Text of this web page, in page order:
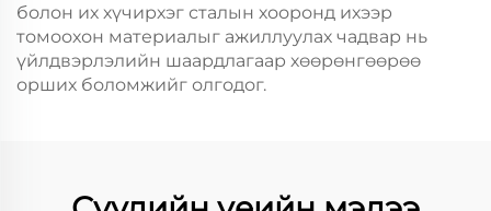
болон их хүчирхэг сталын хооронд ихээр
томоохон материалыг ажиллуулах чадвар нь
үйлдвэрлэлийн шаардлагаар хөөрөнгөөрөө
орших боломжийг олгодог.